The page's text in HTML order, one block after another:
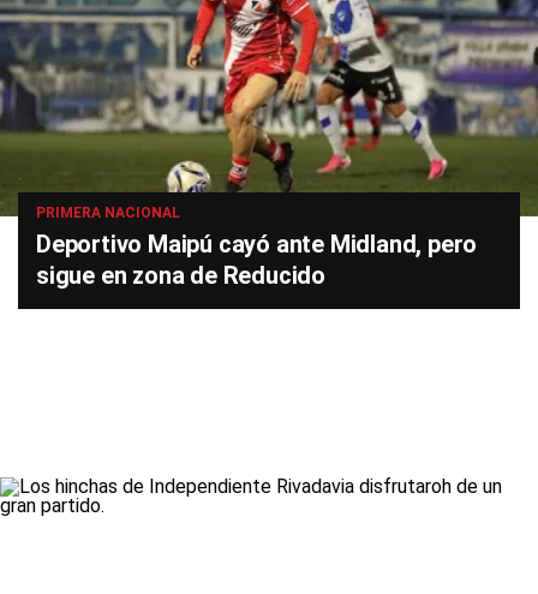
PRIMERA NACIONAL
Deportivo Maipú cayó ante Midland, pero
sigue en zona de Reducido